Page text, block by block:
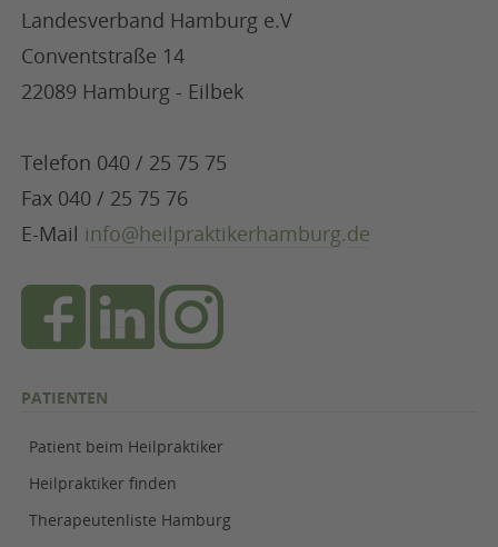
Landesverband Hamburg e.V
Conventstraße 14
22089 Hamburg - Eilbek
Telefon 040 / 25 75 75
Fax 040 / 25 75 76
E-Mail info@heilpraktikerhamburg.de
PATIENTEN
Patient beim Heilpraktiker
Heilpraktiker finden
Therapeutenliste Hamburg